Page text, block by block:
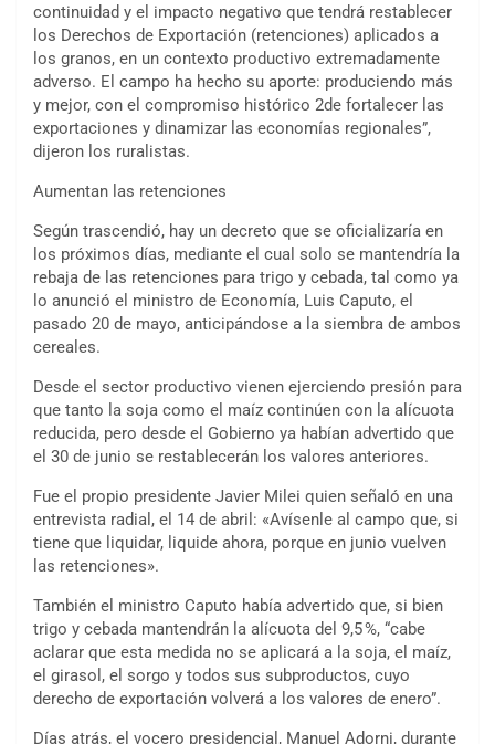
continuidad y el impacto negativo que tendrá restablecer
los Derechos de Exportación (retenciones) aplicados a
los granos, en un contexto productivo extremadamente
adverso. El campo ha hecho su aporte: produciendo más
y mejor, con el compromiso histórico 2de fortalecer las
exportaciones y dinamizar las economías regionales”,
dijeron los ruralistas.
Aumentan las retenciones
Según trascendió, hay un decreto que se oficializaría en
los próximos días, mediante el cual solo se mantendría la
rebaja de las retenciones para trigo y cebada, tal como ya
lo anunció el ministro de Economía, Luis Caputo, el
pasado 20 de mayo, anticipándose a la siembra de ambos
cereales.
Desde el sector productivo vienen ejerciendo presión para
que tanto la soja como el maíz continúen con la alícuota
reducida, pero desde el Gobierno ya habían advertido que
el 30 de junio se restablecerán los valores anteriores.
Fue el propio presidente Javier Milei quien señaló en una
entrevista radial, el 14 de abril: «Avísenle al campo que, si
tiene que liquidar, liquide ahora, porque en junio vuelven
las retenciones».
También el ministro Caputo había advertido que, si bien
trigo y cebada mantendrán la alícuota del 9,5 %, “cabe
aclarar que esta medida no se aplicará a la soja, el maíz,
el girasol, el sorgo y todos sus subproductos, cuyo
derecho de exportación volverá a los valores de enero”.
Días atrás, el vocero presidencial, Manuel Adorni, durante